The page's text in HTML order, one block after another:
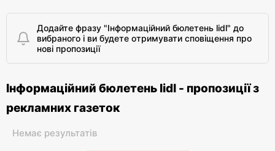
Додайте фразу "Інформаційний бюлетень lidl" до
вибраного і ви будете отримувати сповіщення про
нові пропозиції
Інформаційний бюлетень lidl - пропозиції з
рекламних газеток
Немає результатів